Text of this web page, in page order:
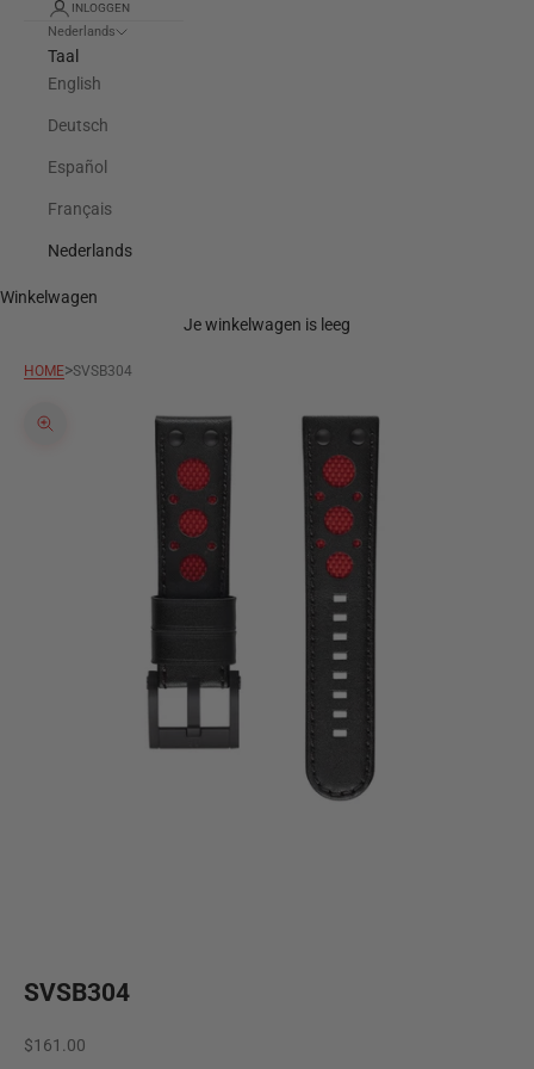
INLOGGEN
Nederlands
Taal
English
Deutsch
Español
Français
Nederlands
Winkelwagen
Je winkelwagen is leeg
HOME>SVSB304
In-/uitzoomen
SVSB304
Aanbiedingsprijs
$161.00